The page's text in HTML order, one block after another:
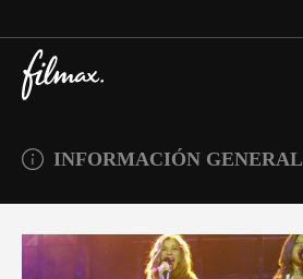
INFORMACIÓN GENERAL